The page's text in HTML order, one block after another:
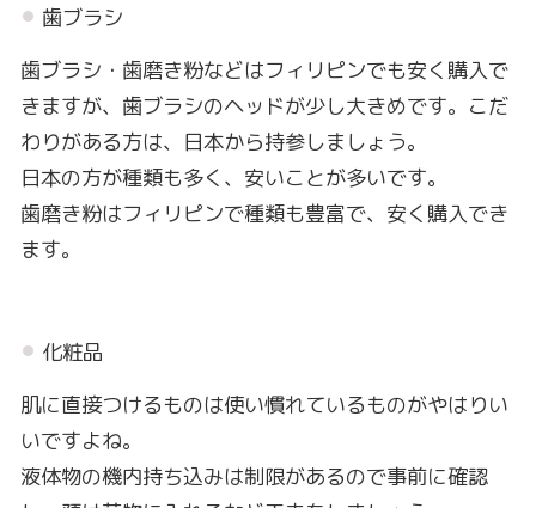
歯ブラシ
歯ブラシ・歯磨き粉などはフィリピンでも安く購入で
きますが、歯ブラシのヘッドが少し大きめです。こだ
わりがある方は、日本から持参しましょう。
日本の方が種類も多く、安いことが多いです。
歯磨き粉はフィリピンで種類も豊富で、安く購入でき
ます。
化粧品
肌に直接つけるものは使い慣れているものがやはりい
いですよね。
液体物の機内持ち込みは制限があるので事前に確認